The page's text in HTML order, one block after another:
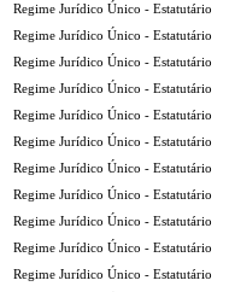
Regime Jurídico Único - Estatutário
Regime Jurídico Único - Estatutário
Regime Jurídico Único - Estatutário
Regime Jurídico Único - Estatutário
Regime Jurídico Único - Estatutário
Regime Jurídico Único - Estatutário
Regime Jurídico Único - Estatutário
Regime Jurídico Único - Estatutário
Regime Jurídico Único - Estatutário
Regime Jurídico Único - Estatutário
Regime Jurídico Único - Estatutário